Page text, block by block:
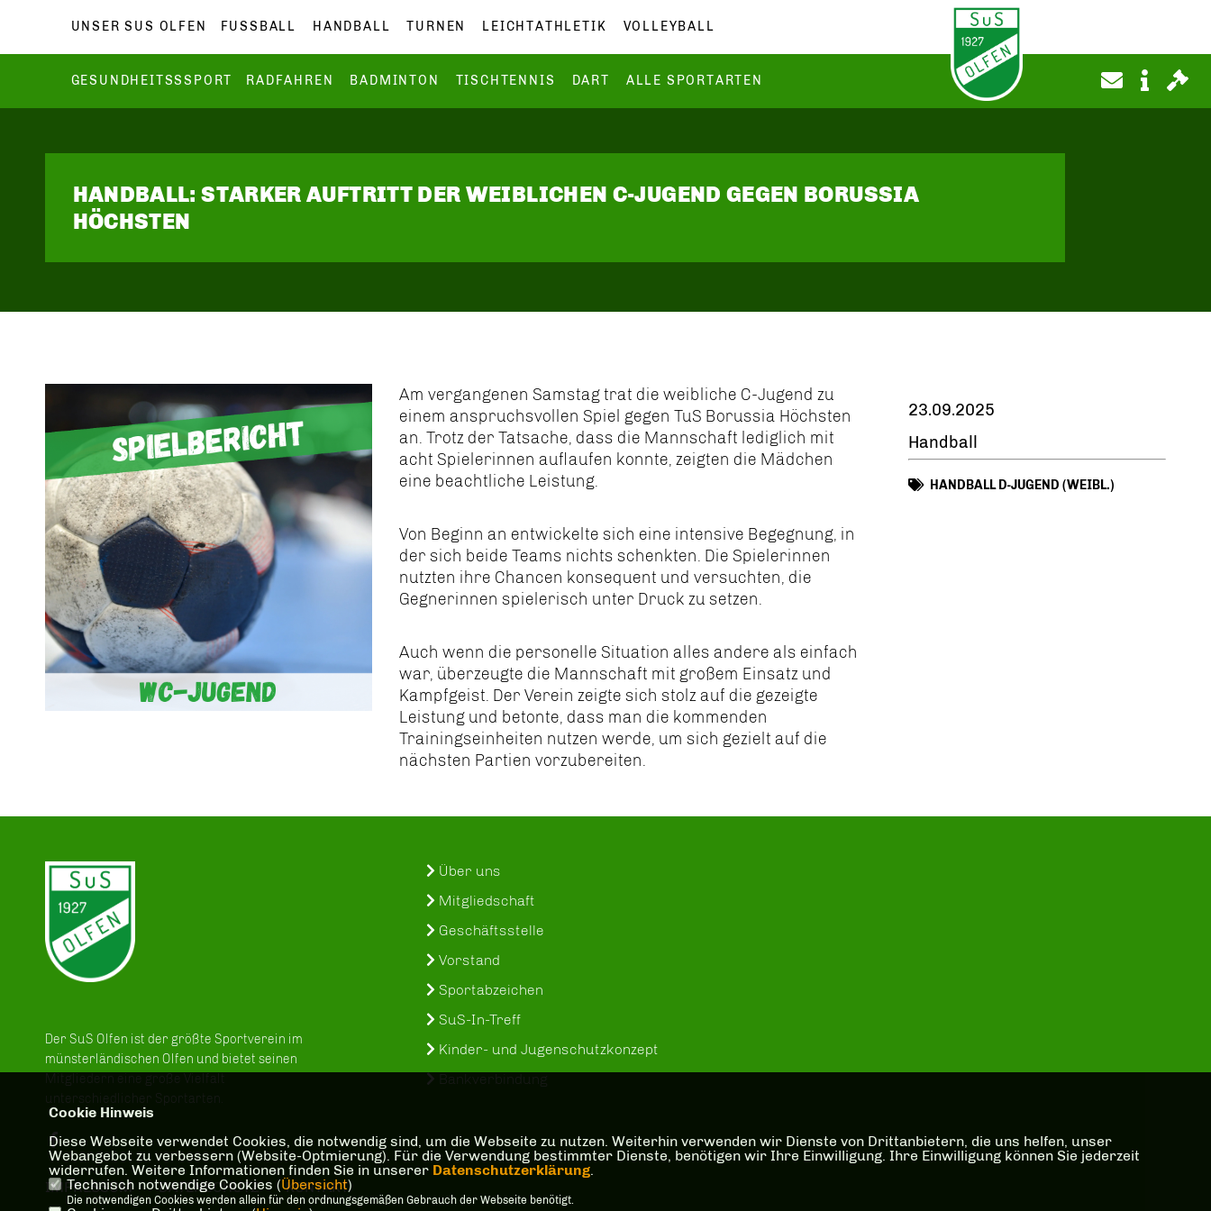
UNSER SUS OLFEN FUSSBALL HANDBALL TURNEN LEICHTATHLETIK VOLLEYBALL
GESUNDHEITSSSPORT RADFAHREN BADMINTON TISCHTENNIS DART ALLE SPORTARTEN
HANDBALL: STARKER AUFTRITT DER WEIBLICHEN C-JUGEND GEGEN BORUSSIA
HÖCHSTEN
Am vergangenen Samstag trat die weibliche C-Jugend zu
einem anspruchsvollen Spiel gegen TuS Borussia Höchsten
an. Trotz der Tatsache, dass die Mannschaft lediglich mit
acht Spielerinnen auflaufen konnte, zeigten die Mädchen
eine beachtliche Leistung.
Von Beginn an entwickelte sich eine intensive Begegnung, in
der sich beide Teams nichts schenkten. Die Spielerinnen
nutzten ihre Chancen konsequent und versuchten, die
Gegnerinnen spielerisch unter Druck zu setzen.
Auch wenn die personelle Situation alles andere als einfach
war, überzeugte die Mannschaft mit großem Einsatz und
Kampfgeist. Der Verein zeigte sich stolz auf die gezeigte
Leistung und betonte, dass man die kommenden
Trainingseinheiten nutzen werde, um sich gezielt auf die
nächsten Partien vorzubereiten.
23.09.2025
Handball
HANDBALL D-JUGEND (WEIBL.)
Der SuS Olfen ist der größte Sportverein im
münsterländischen Olfen und bietet seinen
Mitgliedern eine große Vielfalt
IMPRESSUM DATENSCHUTZ KONTAKT
Über uns
Mitgliedschaft
Geschäftsstelle
Vorstand
Sportabzeichen
SuS-In-Treff
Kinder- und Jugenschutzkonzept
Cookie Hinweis
Diese Webseite verwendet Cookies, die notwendig sind, um die Webseite zu nutzen. Weiterhin verwenden wir Dienste von Drittanbietern, die uns helfen, unser
Webangebot zu verbessern (Website-Optmierung). Für die Verwendung bestimmter Dienste, benötigen wir Ihre Einwilligung. Ihre Einwilligung können Sie jederzeit
widerrufen. Weitere Informationen finden Sie in unserer Datenschutzerklärung.
Technisch notwendige Cookies (Übersicht)
Die notwendigen Cookies werden allein für den ordnungsgemäßen Gebrauch der Webseite benötigt.